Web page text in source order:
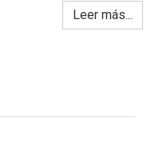
Leer más...